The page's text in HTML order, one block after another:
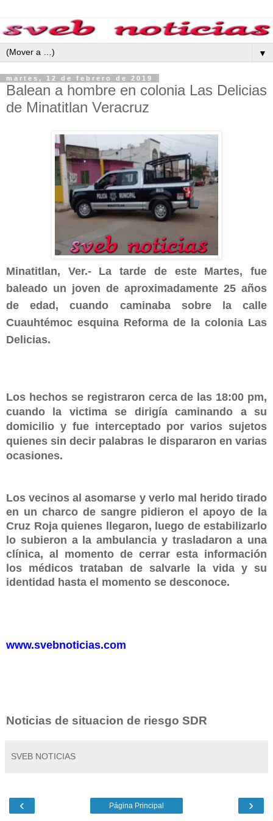
▼
martes, 12 de febrero de 2019
Balean a hombre en colonia Las Delicias
de Minatitlan Veracruz
Minatitlan, Ver.- La tarde de este Martes, fue
baleado un joven de aproximadamente 25 años
de edad, cuando caminaba sobre la calle
Cuauhtémoc esquina Reforma de la colonia Las
Delicias.
Los hechos se registraron cerca de las 18:00 pm,
cuando la victima se dirigía caminando a su
domicilio y fue interceptado por varios sujetos
quienes sin decir palabras le dispararon en varias
ocasiones.
Los vecinos al asomarse y verlo mal herido tirado
en un charco de sangre pidieron el apoyo de la
Cruz Roja quienes llegaron, luego de estabilizarlo
lo subieron a la ambulancia y trasladaron a una
clínica, al momento de cerrar esta información
los médicos trataban de salvarle la vida y su
identidad hasta el momento se desconoce.
www.svebnoticias.com
Noticias de situacion de riesgo SDR
SVEB NOTICIAS
‹ ›
Página Principal